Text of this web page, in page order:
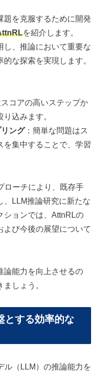
題を克服するために開発
を紹介します。
し、推論において重要な
な探索を実現します。
スコアの高いステップか
込みます。
ング：簡単な問題はス
を集中することで、学習
ローチにより、既存手
、LLM推論研究に新たな
ションでは、AttnRLの
よび今後の展望について
論能力を向上させるの
しょう。
とする効率的な
ル（LLM）の推論能力を